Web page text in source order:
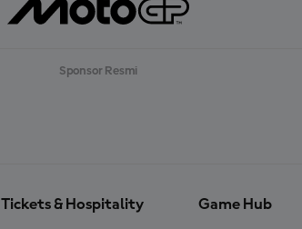
Sponsor Resmi
Tickets & Hospitality Game Hub